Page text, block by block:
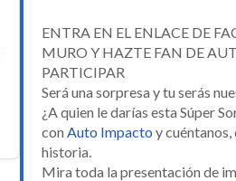
ENTRA EN EL ENLACE DE
MURO Y HAZTE FAN DE
PARTICIPAR
Será una sorpresa y tu serás
¿A quien le darías esta Súper
con Auto Impacto y
historia.
Mira toda la presentación de